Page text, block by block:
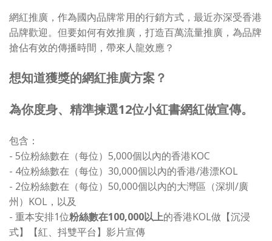
網紅推廣，作為國內品牌常用的行銷方式，最近亦深受香港
品牌歡迎。但要如何有效推廣，打造百萬流量推廣，為品牌
搶佔有效的傳播時間，帶來人龍效應？
想知道獲獎的網紅推廣方案？
為你度身、精準揀選12位小紅書網紅做宣傳。
包含：
- 5位粉絲數在（每位）5,000個以內的香港KOC
- 4位粉絲數在（每位）30,000個以內的香港/港漂KOL
- 2位粉絲數在（每位）50,000個以內的大灣區（深圳/廣
州）KOL，以及
- 重本安排1位粉絲數在100,000以上的香港KOL做【沉浸
式】【紅、抖雙平台】影片宣傳